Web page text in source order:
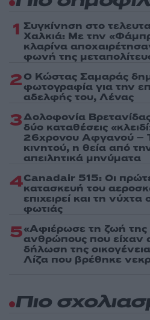
1 Συγκίνηση στο
Χαλκιά: Με την
κλαρίνα
φωνή της
2Ο Κώστας Σαμαράς
φωτογραφία για την
αδελφής του, Λένας
3Δολοφονία
δύο καταθέσεις
26χρονου Αφγανού –
κινητού, η θεία από
απειλητικά μηνύματα
4Canadair 515: Οι
κατασκευή του
επιχειρεί και τη
φωτιάς
5«Αφιέρωσε τη ζωή
ανθρώπους που
δήλωση της
Λίζα που βρέθηκε
Πιο